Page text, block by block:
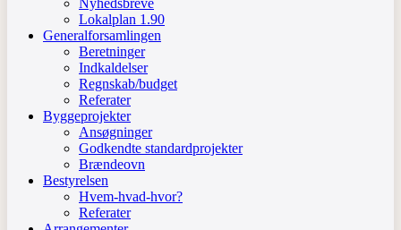
Nyhedsbreve
Lokalplan 1.90
Generalforsamlingen
Beretninger
Indkaldelser
Regnskab/budget
Referater
Byggeprojekter
Ansøgninger
Godkendte standardprojekter
Brændeovn
Bestyrelsen
Hvem-hvad-hvor?
Referater